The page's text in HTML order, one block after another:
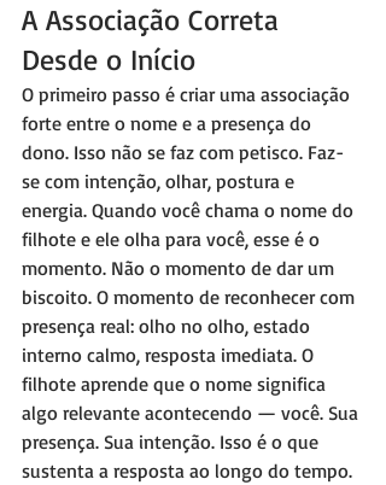
A Associação Correta
Desde o Início
O primeiro passo é criar uma associação
forte entre o nome e a presença do
dono. Isso não se faz com petisco. Faz-
se com intenção, olhar, postura e
energia. Quando você chama o nome do
filhote e ele olha para você, esse é o
momento. Não o momento de dar um
biscoito. O momento de reconhecer com
presença real: olho no olho, estado
interno calmo, resposta imediata. O
filhote aprende que o nome significa
algo relevante acontecendo — você. Sua
presença. Sua intenção. Isso é o que
sustenta a resposta ao longo do tempo.